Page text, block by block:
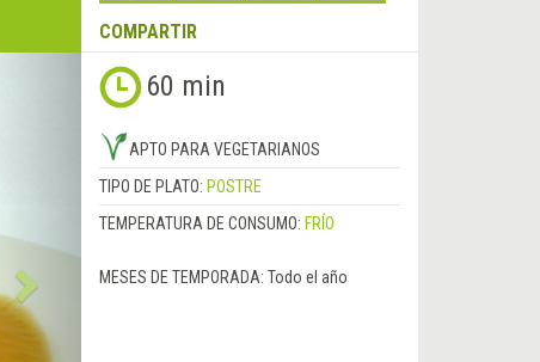
COMPARTIR
Siguiente
&rsaquo; 60 min
APTO PARA VEGETARIANOS
TIPO DE PLATO: POSTRE
TEMPERATURA DE CONSUMO: FRÍO
MESES DE TEMPORADA: Todo el año